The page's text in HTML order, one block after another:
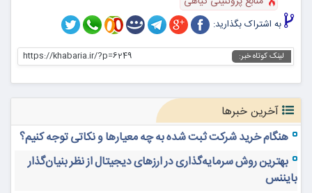
به اشتراک بگذارید:
لینک کوتاه خبر: https://khabaria.ir/?p=6249
آخرین خبرها
هنگام خرید شرکت ثبت شده به چه معیارها و نکاتی توجه کنیم؟
بهترین روش سرمایه‌گذاری در ارزهای دیجیتال از نظر بنیان‌گذار
بایننس